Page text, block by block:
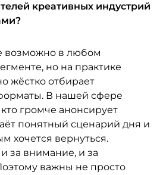
креативных индустрий
в любом
но на практике
жёстко отбирает
В нашей сфере
громче анонсирует
понятный сценарий дня и
хочется вернуться.
за внимание, и за
важны не просто